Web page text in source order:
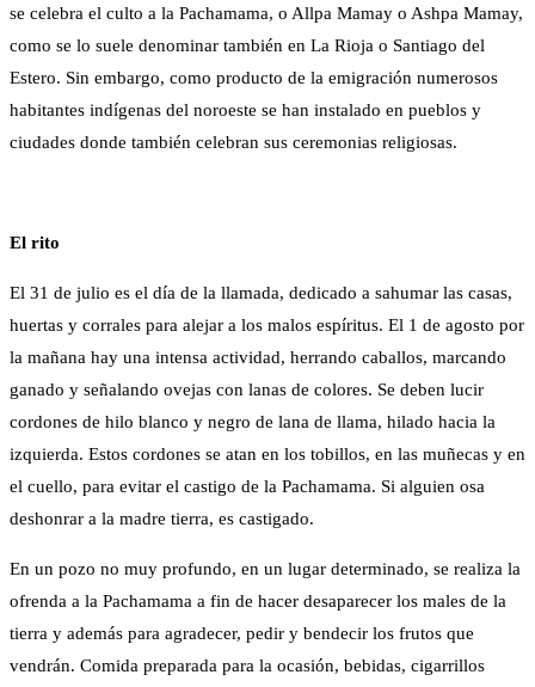
se celebra el culto a la Pachamama, o Allpa Mamay o Ashpa Mamay,
como se lo suele denominar también en La Rioja o Santiago del
Estero. Sin embargo, como producto de la emigración numerosos
habitantes indígenas del noroeste se han instalado en pueblos y
ciudades donde también celebran sus ceremonias religiosas.
El rito
El 31 de julio es el día de la llamada, dedicado a sahumar las casas,
huertas y corrales para alejar a los malos espíritus. El 1 de agosto por
la mañana hay una intensa actividad, herrando caballos, marcando
ganado y señalando ovejas con lanas de colores. Se deben lucir
cordones de hilo blanco y negro de lana de llama, hilado hacia la
izquierda. Estos cordones se atan en los tobillos, en las muñecas y en
el cuello, para evitar el castigo de la Pachamama. Si alguien osa
deshonrar a la madre tierra, es castigado.
En un pozo no muy profundo, en un lugar determinado, se realiza la
ofrenda a la Pachamama a fin de hacer desaparecer los males de la
tierra y además para agradecer, pedir y bendecir los frutos que
vendrán. Comida preparada para la ocasión, bebidas, cigarrillos